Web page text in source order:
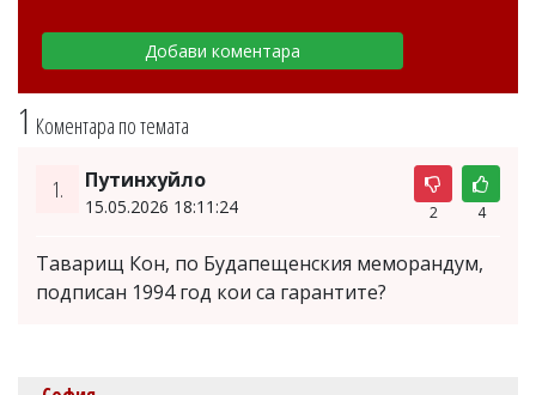
1 Коментара по темата
1. Путинхуйло
15.05.2026 18:11:24 2 4
Таварищ Кон, по Будапещенския меморандум,
подписан 1994 год кои са гарантите?